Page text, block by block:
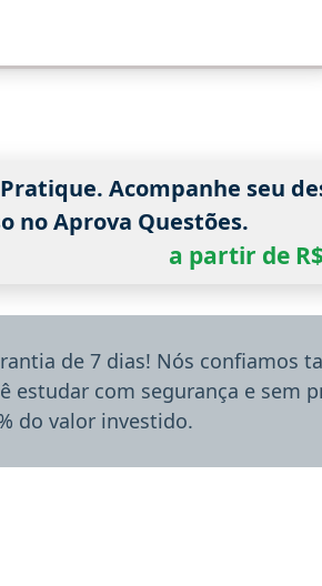
Acompanhe seu
no Aprova Questões.
a partir de
de 7 dias! Nós confiamos
estudar com segurança e sem
do valor investido.